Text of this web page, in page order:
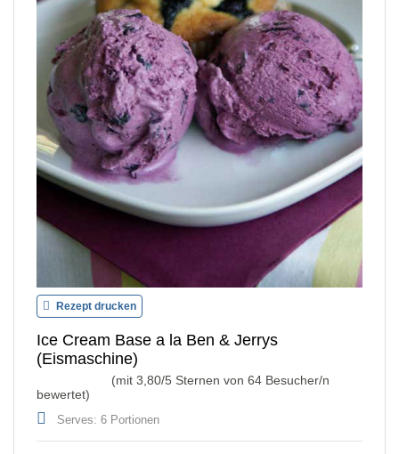
Rezept drucken
Ice Cream Base a la Ben & Jerrys
(Eismaschine)
(mit 3,80/5 Sternen von 64 Besucher/n
bewertet)
Serves: 6 Portionen